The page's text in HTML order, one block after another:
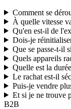
Comment se
À quelle vitesse
Qu'en est-il de
Dois-je
Que se passe-t-il
Quels appareils
Quelle est la
Le rachat est-il
Puis-je vendre
Et si je ne trouve
B2B